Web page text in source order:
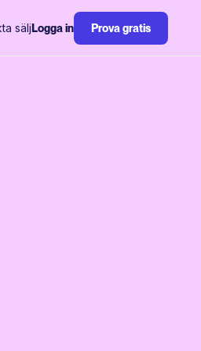
sälj Logga in Prova gratis